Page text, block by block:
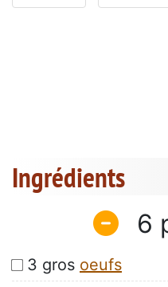
Ingrédients
6
3 gros oeufs